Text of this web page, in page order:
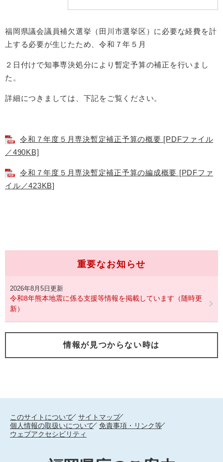
福岡県議会議員補欠選挙（田川市選挙区）に必要な経費を計
上する必要が生じたため、令和７年５月
２日付けで知事専決処分により暫定予算の補正を行いまし
た。
詳細につきましては、下記をご覧ください。
令和７年度５月専決暫定補正予算の概要 [PDFファイル
／490KB]
令和７年度５月専決暫定補正予算の編成概要 [PDFファ
イル／423KB]
重要なお知らせ
2026年8月5日更新
令和8年熊本地震に係る支援等情報を掲載しています（随時更
新）
情報が見つからない時は
このサイトについて
サイトマップ
個人情報の取扱いについて
免責事項・リンク等
ウェブアクセシビリティ